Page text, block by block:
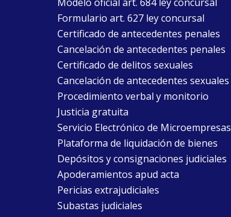
Formulario art. 627 ley concursal
Certificado de antecedentes penales
Cancelación de antecedentes penales
Certificado de delitos sexuales
Cancelación de antecedentes sexuales
Procedimiento verbal y monitorio
Justicia gratuita
Servicio Electrónico de Microempresas
Plataforma de liquidación de bienes
Depósitos y consignaciones judiciales
Apoderamientos apud acta
Pericias extrajudiciales
Subastas judiciales